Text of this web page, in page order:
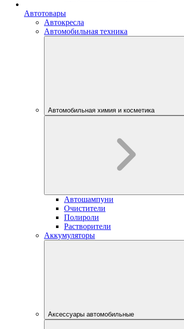
Автотовары
Автокресла
Автомобильная техника
Автомобильная химия и косметика
Автошампуни
Очистители
Полироли
Растворители
Аккумуляторы
Аксессуары автомобильные